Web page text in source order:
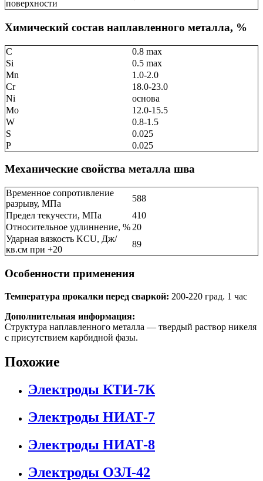
поверхности
Химический состав наплавленного металла, %
C
0.8 max
Si
0.5 max
Mn
1.0-2.0
Cr
18.0-23.0
Ni
основа
Mo
12.0-15.5
W
0.8-1.5
S
0.025
P
0.025
Механические свойства металла шва
Временное сопротивление
разрыву, МПа
588
Предел текучести, МПа
410
Относительное удлиннение, % 20
Ударная вязкость KCU, Дж/
кв.см при +20
89
Особенности применения
Температура прокалки перед сваркой: 200-220 град. 1 час
Дополнительная информация:
Структура наплавленного металла — твердый раствор никеля
с присутствием карбидной фазы.
Похожие
Электроды КТИ-7К
Электроды НИАТ-7
Электроды НИАТ-8
Электроды ОЗЛ-42